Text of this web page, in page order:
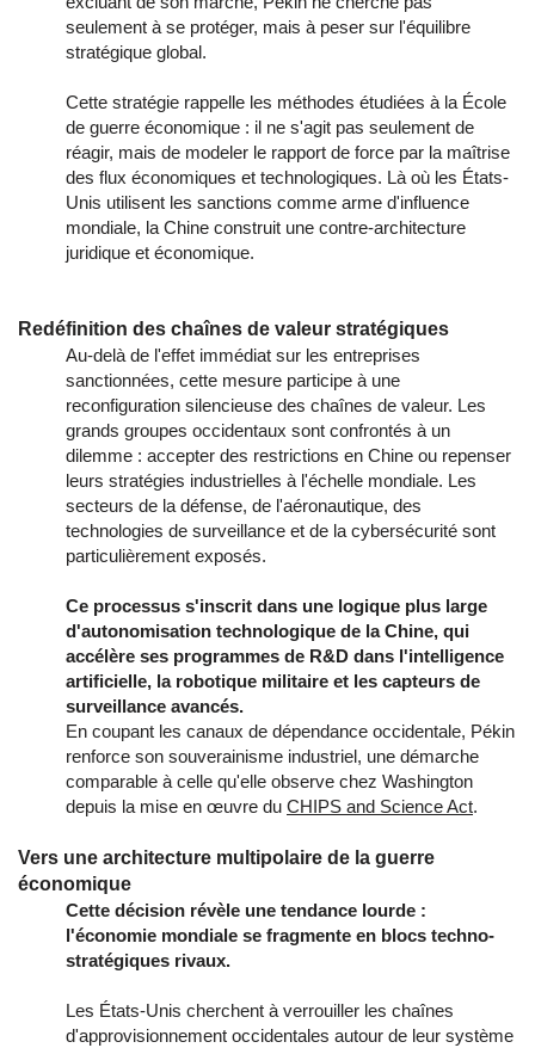
seulement à se protéger, mais à peser sur l'équilibre
stratégique global.
Cette stratégie rappelle les méthodes étudiées à la École
de guerre économique : il ne s'agit pas seulement de
réagir, mais de modeler le rapport de force par la maîtrise
des flux économiques et technologiques. Là où les États-
Unis utilisent les sanctions comme arme d'influence
mondiale, la Chine construit une contre-architecture
juridique et économique.
Redéfinition des chaînes de valeur stratégiques
Au-delà de l'effet immédiat sur les entreprises
sanctionnées, cette mesure participe à une
reconfiguration silencieuse des chaînes de valeur. Les
grands groupes occidentaux sont confrontés à un
dilemme : accepter des restrictions en Chine ou repenser
leurs stratégies industrielles à l'échelle mondiale. Les
secteurs de la défense, de l'aéronautique, des
technologies de surveillance et de la cybersécurité sont
particulièrement exposés.
Ce processus s'inscrit dans une logique plus large
d'autonomisation technologique de la Chine, qui
accélère ses programmes de R&D dans l'intelligence
artificielle, la robotique militaire et les capteurs de
surveillance avancés.
En coupant les canaux de dépendance occidentale, Pékin
renforce son souverainisme industriel, une démarche
comparable à celle qu'elle observe chez Washington
depuis la mise en œuvre du CHIPS and Science Act.
Vers une architecture multipolaire de la guerre
économique
Cette décision révèle une tendance lourde :
l'économie mondiale se fragmente en blocs techno-
stratégiques rivaux.
Les États-Unis cherchent à verrouiller les chaînes
d'approvisionnement occidentales autour de leur système